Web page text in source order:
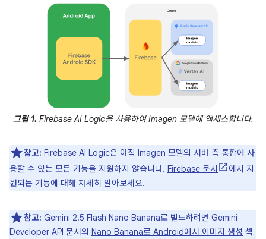
그림 1. Firebase AI Logic을 사용하여 Imagen 모델에 액세스합니다.
참고: Firebase AI Logic은 아직 Imagen 모델의 서버 측 통합에 사
용할 수 있는 모든 기능을 지원하지 않습니다. Firebase 문서
에서 지
원되는 기능에 대해 자세히 알아보세요.
참고: Gemini 2.5 Flash Nano Banana로 빌드하려면 Gemini
Developer API 문서의 Nano Banana로 Android에서 이미지 생성 섹